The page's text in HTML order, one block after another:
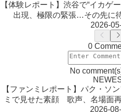
【体験レポート】渋谷で“イカゲ
出現、極限の緊張…その先に
2026-
0
No
【ファンミレポート】パク・ソ
ミで見せた素顔 歌声、名場面
2026-